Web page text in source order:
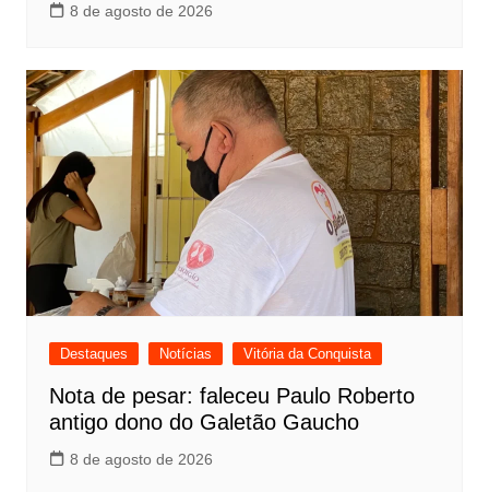
8 de agosto de 2026
Destaques Notícias Vitória da Conquista
Nota de pesar: faleceu Paulo Roberto
antigo dono do Galetão Gaucho
8 de agosto de 2026